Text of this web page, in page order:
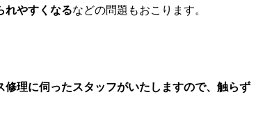
れやすくなるなどの問題もおこります。
修理に伺ったスタッフがいたしますので、触らず